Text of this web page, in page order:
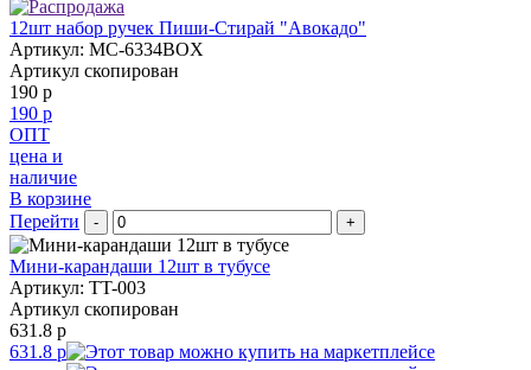
12шт набор ручек Пиши-Стирай "Авокадо"
Артикул: MC-6334BOX
Артикул скопирован
190 р
190 р
ОПТ
цена и
наличие
В корзине
Перейти
- +
Мини-карандаши 12шт в тубусе
Артикул: TT-003
Артикул скопирован
631.8 р
631.8 р